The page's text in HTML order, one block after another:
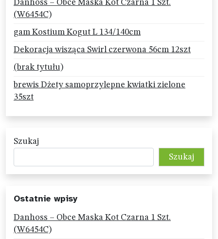
Danhoss – Obce Maska Kot Czarna 1 Szt.
(W6454C)
gam Kostium Kogut L 134/140cm
Dekoracja wisząca Swirl czerwona 56cm 12szt
(brak tytułu)
brewis Dżety samoprzylepne kwiatki zielone
35szt
Szukaj
Szukaj
Ostatnie wpisy
Danhoss – Obce Maska Kot Czarna 1 Szt.
(W6454C)